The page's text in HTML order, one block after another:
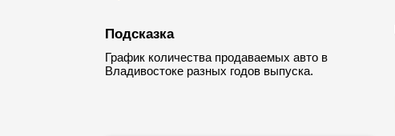
Подсказка
График количества продаваемых авто в
Владивостоке разных годов выпуска.